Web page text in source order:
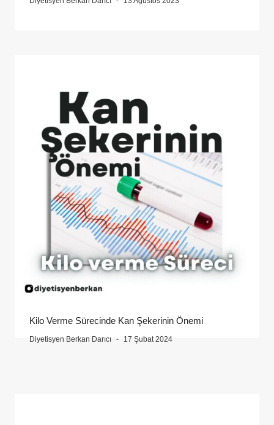
Kilo Verme Sürecinde Kan Şekerinin Önemi
Diyetisyen Berkan Darıcı 17 Şubat 2024